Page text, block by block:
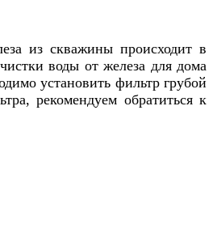
из скважины происходит в
воды от железа для дома
установить фильтр грубой
рекомендуем обратиться к